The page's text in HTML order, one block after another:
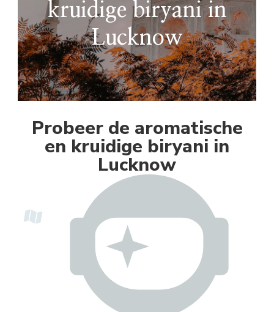
kruidige biryani in
Lucknow
Probeer de aromatische
en kruidige biryani in
Lucknow